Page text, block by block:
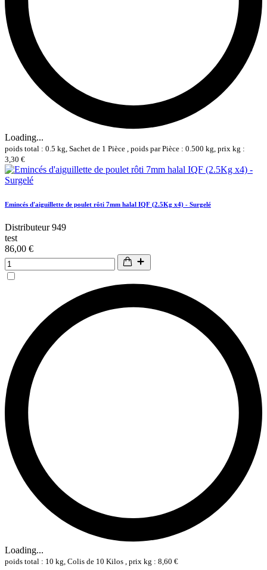
Loading...
poids total : 0.5 kg, Sachet de 1 Pièce , poids par Pièce : 0.500 kg, prix kg :
3,30 €
Emincés d'aiguillette de poulet rôti 7mm halal IQF (2.5Kg x4) - Surgelé
Distributeur 949
test
86,00 €
Loading...
poids total : 10 kg, Colis de 10 Kilos , prix kg : 8,60 €